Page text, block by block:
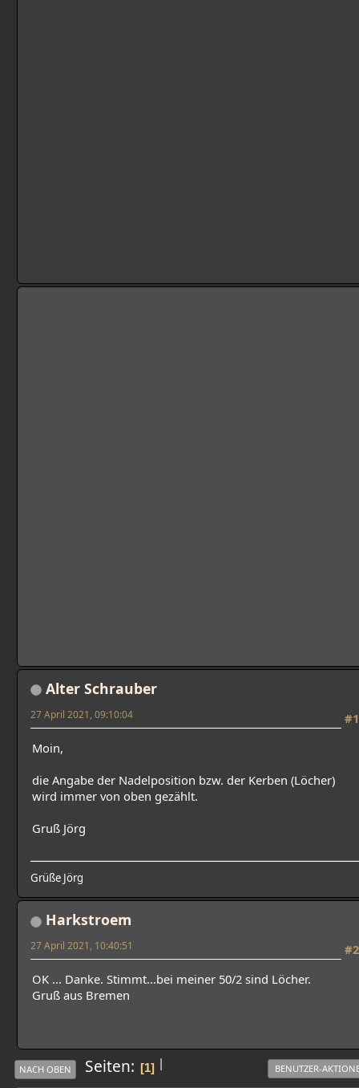
Alter Schrauber
#1
27 April 2021, 09:10:04
Moin,
die Angabe der Nadelposition bzw. der Kerben (Löcher)
wird immer von oben gezählt.
Gruß Jörg
Grüße Jörg
Harkstroem
#2
27 April 2021, 10:40:51
OK ... Danke. Stimmt...bei meiner 50/2 sind Löcher.
Gruß aus Bremen
|
NACH OBEN Seiten 1 BENUTZER-